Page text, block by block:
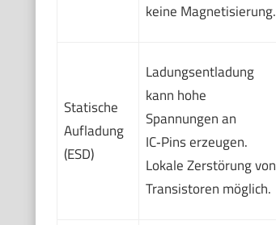
keine Magnetisierung.
Statische
Aufladung
(ESD)
Ladungsentladung
kann hohe
Spannungen an
IC‑Pins erzeugen.
Lokale Zerstörung von
Transistoren möglich.